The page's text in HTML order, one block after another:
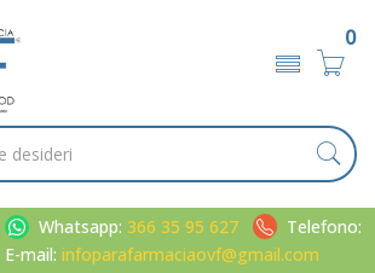
0
Whatsapp: 366 35 95 627
Telefono:
E-mail: infoparafarmaciaovf@gmail.com